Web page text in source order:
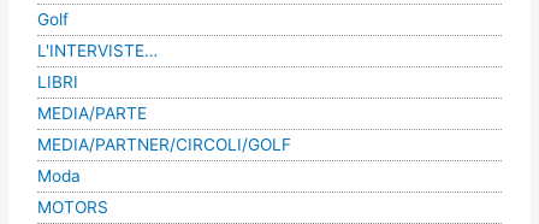
Golf
L'INTERVISTE…
LIBRI
MEDIA/PARTE
MEDIA/PARTNER/CIRCOLI/GOLF
Moda
MOTORS